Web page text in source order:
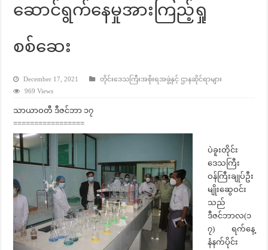
ဆောင်ရွက်နေမှုအားကြည့်ရှု
စစ်ဆေး
December 17, 2021
တိုင်းဒေသကြီးအစိုးရအဖွဲ့နှင့် ဌာနဆိုင်ရာများ
969 Views
သာယာဝတီ ဒီဇင်ဘာ ၁၇
=================
ပဲခူးတိုင်း
ဒေသကြီး
ဝန်ကြီးချုပ်ဦး
မျိုးဆွေဝင်း
သည်
ဒီဇင်ဘာလ(၁
၇) ရက်နေ့
နံနက်ပိုင်း